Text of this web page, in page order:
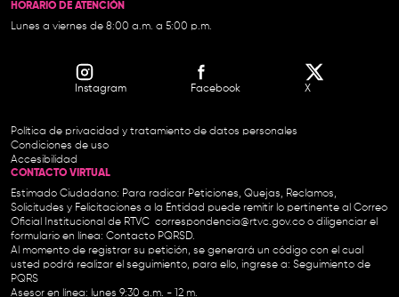
HORARIO DE ATENCIÓN
Lunes a viernes de 8:00 a.m. a 5:00 p.m.
Instagram Facebook X
Política de privacidad y tratamiento de datos personales
Condiciones de uso
Accesibilidad
CONTACTO VIRTUAL
Estimado Ciudadano: Para radicar Peticiones, Quejas, Reclamos,
Solicitudes y Felicitaciones a la Entidad puede remitir lo pertinente al Correo
Oficial Institucional de RTVC correspondencia@rtvc.gov.co o diligenciar el
formulario en línea: Contacto PQRSD.
Al momento de registrar su petición, se generará un código con el cual
usted podrá realizar el seguimiento, para ello, ingrese a: Seguimiento de
PQRS
Asesor en línea: lunes 9:30 a.m. - 12 m.